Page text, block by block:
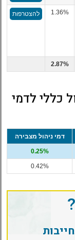
1.36% להצטרפות
2.87%
כללי לדמי
דמי ניהול מצבירה
0.25%
0.42%